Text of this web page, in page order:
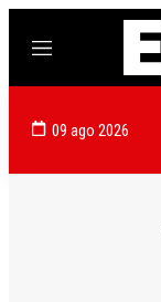
Menú
09 ago 2026